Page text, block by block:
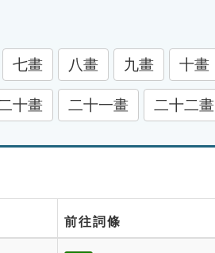
七畫 八畫 九畫 十畫
十畫 二十一畫 二十二畫
前往詞條